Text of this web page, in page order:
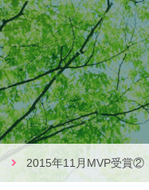
2015年11月MVP受賞